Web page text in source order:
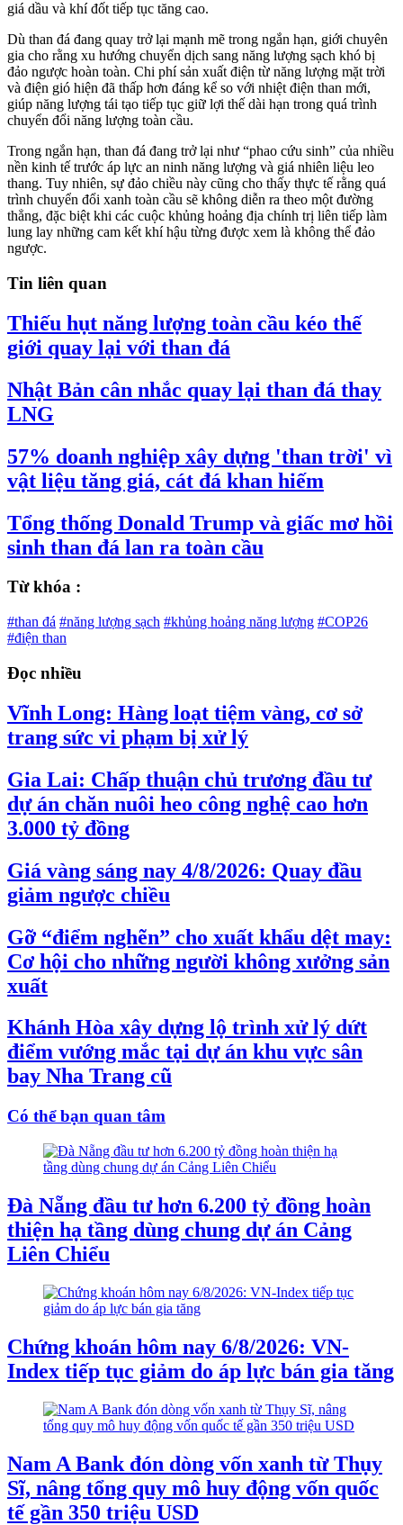
giá dầu và khí đốt tiếp tục tăng cao.
Dù than đá đang quay trở lại mạnh mẽ trong ngắn hạn, giới chuyên
gia cho rằng xu hướng chuyển dịch sang năng lượng sạch khó bị
đảo ngược hoàn toàn. Chi phí sản xuất điện từ năng lượng mặt trời
và điện gió hiện đã thấp hơn đáng kể so với nhiệt điện than mới,
giúp năng lượng tái tạo tiếp tục giữ lợi thế dài hạn trong quá trình
chuyển đổi năng lượng toàn cầu.
Trong ngắn hạn, than đá đang trở lại như “phao cứu sinh” của nhiều
nền kinh tế trước áp lực an ninh năng lượng và giá nhiên liệu leo
thang. Tuy nhiên, sự đảo chiều này cũng cho thấy thực tế rằng quá
trình chuyển đổi xanh toàn cầu sẽ không diễn ra theo một đường
thẳng, đặc biệt khi các cuộc khủng hoảng địa chính trị liên tiếp làm
lung lay những cam kết khí hậu từng được xem là không thể đảo
ngược.
Tin liên quan
Thiếu hụt năng lượng toàn cầu kéo thế
giới quay lại với than đá
Nhật Bản cân nhắc quay lại than đá thay
LNG
57% doanh nghiệp xây dựng 'than trời' vì
vật liệu tăng giá, cát đá khan hiếm
Từ khóa :
#than đá #năng lượng sạch #khủng hoảng năng lượng #COP26
#điện than
Đọc nhiều
Vĩnh Long: Hàng loạt tiệm vàng, cơ sở
trang sức vi phạm bị xử lý
Gia Lai: Chấp thuận chủ trương đầu tư
dự án chăn nuôi heo công nghệ cao hơn
3.000 tỷ đồng
Giá vàng sáng nay 4/8/2026: Quay đầu
giảm ngược chiều
Gỡ “điểm nghẽn” cho xuất khẩu dệt may:
Cơ hội cho những người không xưởng sản
xuất
Khánh Hòa xây dựng lộ trình xử lý dứt
điểm vướng mắc tại dự án khu vực sân
bay Nha Trang cũ
Có thể bạn quan tâm
Đà Nẵng đầu tư hơn 6.200 tỷ đồng hoàn
thiện hạ tầng dùng chung dự án Cảng
Liên Chiểu
Chứng khoán hôm nay 6/8/2026: VN-
Index tiếp tục giảm do áp lực bán gia tăng
Nam A Bank đón dòng vốn xanh từ Thụy
Sĩ, nâng tổng quy mô huy động vốn quốc
tế gần 350 triệu USD